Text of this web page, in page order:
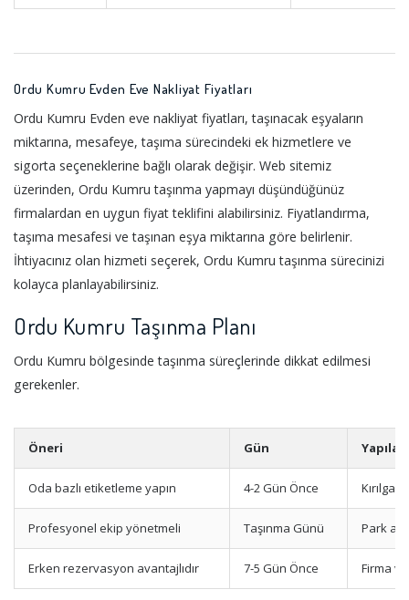
Ordu Kumru Evden Eve Nakliyat Fiyatları
Ordu Kumru Evden eve nakliyat fiyatları, taşınacak eşyaların
miktarına, mesafeye, taşıma sürecindeki ek hizmetlere ve
sigorta seçeneklerine bağlı olarak değişir. Web sitemiz
üzerinden, Ordu Kumru taşınma yapmayı düşündüğünüz
firmalardan en uygun fiyat teklifini alabilirsiniz. Fiyatlandırma,
taşıma mesafesi ve taşınan eşya miktarına göre belirlenir.
İhtiyacınız olan hizmeti seçerek, Ordu Kumru taşınma sürecinizi
kolayca planlayabilirsiniz.
Ordu Kumru Taşınma Planı
Ordu Kumru bölgesinde taşınma süreçlerinde dikkat edilmesi
gerekenler.
Öneri Gün
Oda bazlı etiketleme yapın 4-2 Gün Önce
Profesyonel ekip yönetmeli Taşınma Günü Park
Erken rezervasyon avantajlıdır 7-5 Gün Önce Firma